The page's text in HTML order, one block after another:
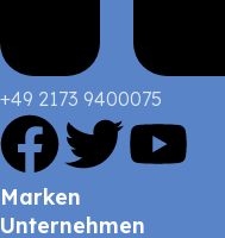
+49 2173 9400075
Marken
Unternehmen